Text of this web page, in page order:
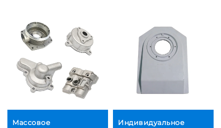
Массовое
Индивидуальное